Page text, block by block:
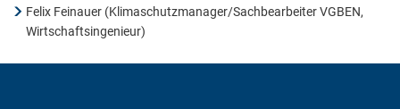
Felix Feinauer (Klimaschutzmanager/Sachbearbeiter VGBEN,
Wirtschaftsingenieur)